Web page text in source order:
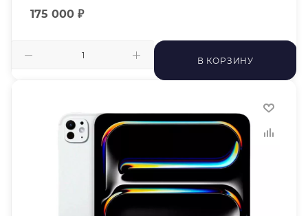
175 000 ₽
В КОРЗИНУ